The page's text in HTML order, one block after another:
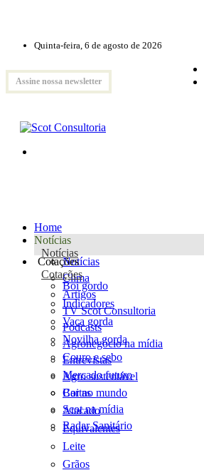
Quinta-feira, 6 de agosto de 2026
Assine nossa newsletter
Home
Notícias
Notícias
Notícias
Clima
Artigos
TV Scot Consultoria
Podcasts
Agronegócio na mídia
Entrevistas
Agro sustentável
Cartas
Scot na mídia
Radar Sanitário
Cotações
Cotações
Boi gordo
Indicadores
Vaca gorda
Novilha gorda
Couro e sebo
Mercado futuro
Boi no mundo
Atacado
Equivalentes
Leite
Grãos